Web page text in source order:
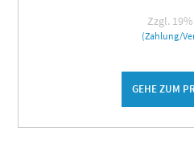
Zzgl. 19%
(Zahlung/
GEHE ZUM